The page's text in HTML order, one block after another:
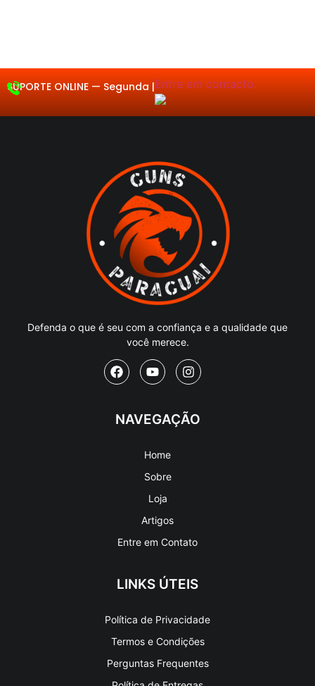
SUPORTE ONLINE — Segunda a S|Entre em contacto.
Defenda o que é seu com a confiança e a qualidade que
você merece.
NAVEGAÇÃO
Home
Sobre
Loja
Artigos
Entre em Contato
LINKS ÚTEIS
Política de Privacidade
Termos e Condições
Perguntas Frequentes